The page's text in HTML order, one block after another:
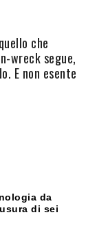
che
wreck segue,
E non esente
da
di sei